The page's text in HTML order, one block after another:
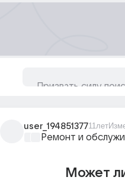
user_19485137711лет
Ремонт и
Может